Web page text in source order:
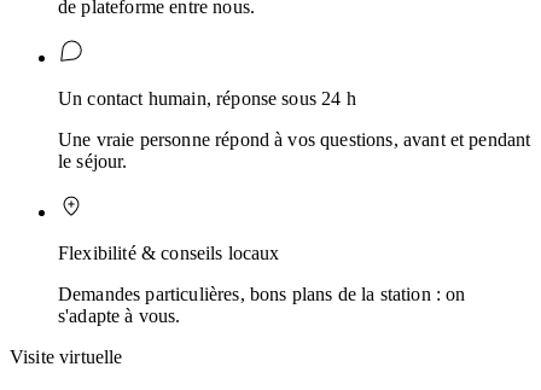
de plateforme entre nous.
Un contact humain, réponse sous 24 h
Une vraie personne répond à vos questions, avant et pendant
le séjour.
Flexibilité & conseils locaux
Demandes particulières, bons plans de la station : on
s'adapte à vous.
Visite virtuelle